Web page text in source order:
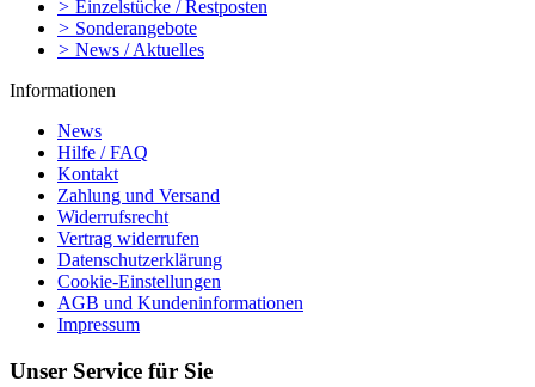
> Einzelstücke / Restposten
> Sonderangebote
> News / Aktuelles
Informationen
News
Hilfe / FAQ
Kontakt
Zahlung und Versand
Widerrufsrecht
Vertrag widerrufen
Datenschutzerklärung
Cookie-Einstellungen
AGB und Kundeninformationen
Impressum
Unser Service für Sie